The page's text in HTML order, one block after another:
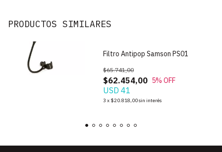
PRODUCTOS SIMILARES
Filtro Antipop Samson PS01
$62.454,00
$65.741,00
5% OFF
USD 41
3 x $20.818,00sin interés